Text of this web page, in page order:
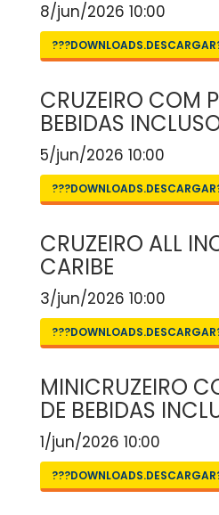
8/jun/2026 10:00
CRUZEIRO COM
BEBIDAS
5/jun/2026 10:00
CRUZEIRO ALL
CARIBE
3/jun/2026 10:00
MINICRUZEIRO
DE BEBIDAS
1/jun/2026 10:00